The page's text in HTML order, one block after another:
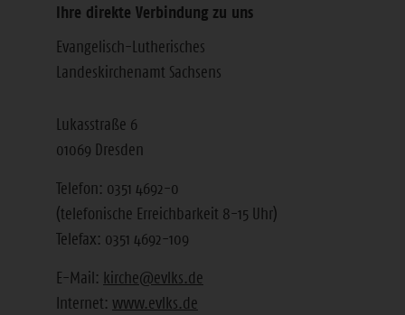
Ihre direkte Verbindung zu uns
Evangelisch-Lutherisches
Landeskirchenamt Sachsens
Lukasstraße 6
01069 Dresden
Telefon: 0351 4692-0
(telefonische Erreichbarkeit 8-15 Uhr)
Telefax: 0351 4692-109
E-Mail: kirche@evlks.de
Internet: www.evlks.de